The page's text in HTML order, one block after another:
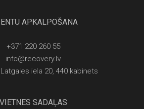
APKALPOŠANA
+371 220 260 55
info@recovery.lv
iela 20, 440 kabinets
VIETNES SADAĻAS